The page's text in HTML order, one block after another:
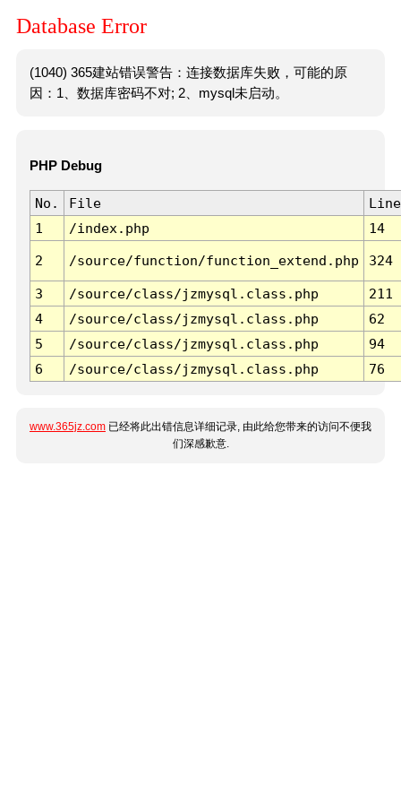
Database Error
(1040) 365建站错误警告：连接数据库失败，可能的原
因：1、数据库密码不对; 2、mysql未启动。
PHP Debug
No. File
Line
1
/index.php 14
2 /source/function/function_extend.php 324
3 /source/class/jzmysql.class.php
211
4
/source/class/jzmysql.class.php
62
5
/source/class/jzmysql.class.php
94
6
/source/class/jzmysql.class.php 76
www.365jz.com 已经将此出错信息详细记录, 由此给您带来的访问不便我
们深感歉意.